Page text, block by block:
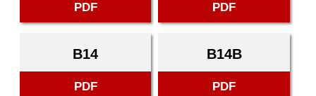
PDF PDF
B14
PDF
B14B
PDF